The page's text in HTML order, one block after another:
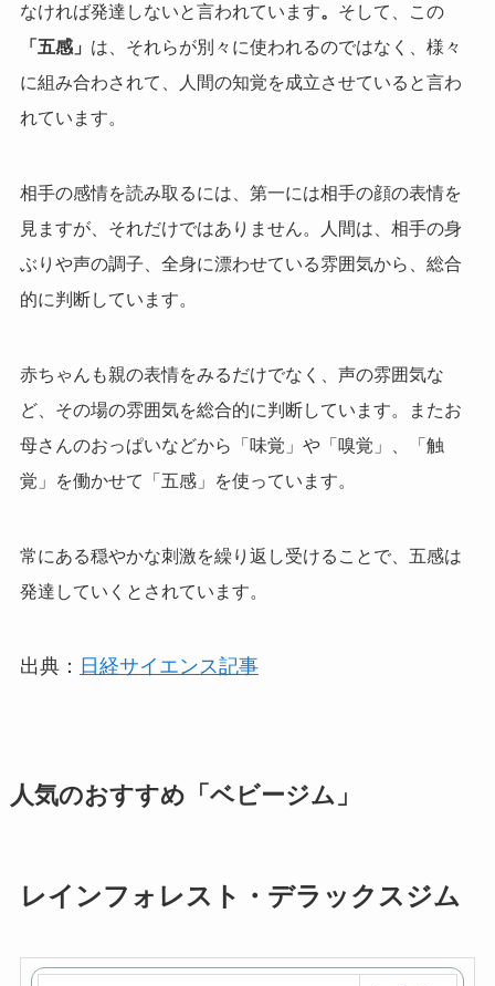
なければ発達しないと言われています。 そして、この
「五感」 は、それらが別々に使われるのではなく、様々
に組み合わされて、人間の知覚を成立させていると言わ
れています。
相手の感情を読み取るには、第一には相手の顔の表情を
見ますが、それだけではありません。人間は、相手の身
ぶりや声の調子、全身に漂わせている雰囲気から、総合
的に判断しています。
赤ちゃんも親の表情をみるだけでなく、声の雰囲気な
ど、その場の雰囲気を総合的に判断しています。またお
母さんのおっぱいなどから「味覚」や「嗅覚」、「触
覚」を働かせて「五感」を使っています。
常にある穏やかな刺激を繰り返し受けることで、五感は
発達していくとされています。
出典： 日経サイエンス記事
人気のおすすめ「ベビージム」
レインフォレスト・デラックスジム